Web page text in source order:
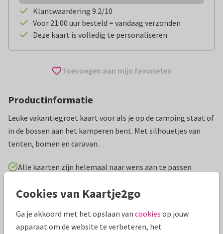
Klantwaardering 9.2/10
Voor 21:00 uur besteld = vandaag verzonden
Deze kaart is volledig te personaliseren
Toevoegen aan mijn favorieten
Productinformatie
Leuke vakantiegroet kaart voor als je op de camping staat of
in de bossen aan het kamperen bent. Met silhouetjes van
tenten, bomen en caravan.
Alle kaarten zijn helemaal naar wens aan te passen
Vakantiekaarten ilse Nederland
Specificaties bij deze kaart
Cookies van Kaartje2go
Ga je akkoord met het opslaan van cookies op jouw
apparaat om de website te verbeteren, het